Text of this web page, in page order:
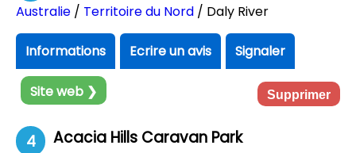
Australie / Territoire du Nord / Daly River
Informations Ecrire un avis Signaler
Site web ❯ Supprimer
4 Acacia Hills Caravan Park